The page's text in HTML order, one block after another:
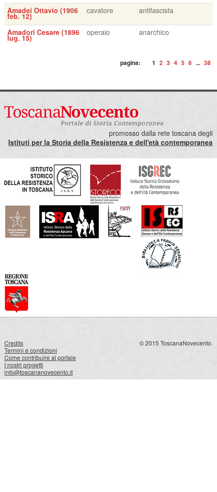
Amadei Ottavio (1906
feb. 12)
cavatore antifascista
Amadori Cesare (1896
lug. 15)
operaio anarchico
pagina: 1 2 3 4 5 6 ... 38
promosso dalla rete toscana degli
Istituti per la Storia della Resistenza e dell'età contemporanea
Credits
Termini e condizioni
Come contribuire al portale
I nostri progetti
info@toscananovecento.it
© 2015 ToscanaNovecento.